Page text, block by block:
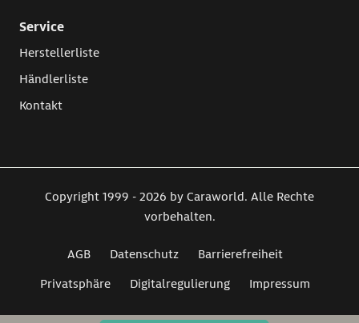
Service
Herstellerliste
Händlerliste
Kontakt
Copyright 1999 - 2026 by Caraworld. Alle Rechte
vorbehalten.
AGB Datenschutz
Barrierefreiheit
Privatsphäre
Digitalregulierung Impressum